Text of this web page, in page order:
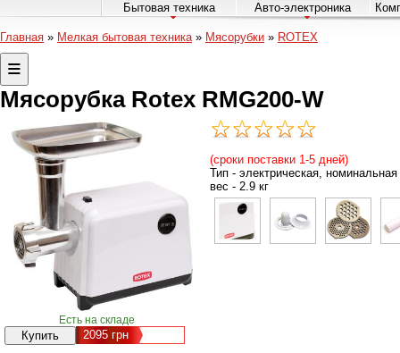
Бытовая техника Авто-электроника
Главная » Мелкая бытовая техника» Мясорубки » ROTEX
Мясорубка Rotex RMG200-W
Есть на складе
2095 грн
(сроки поставки 1-5 дней)
Тип - электрическая,
вес - 2.9 кг